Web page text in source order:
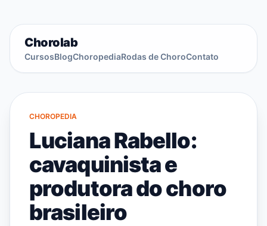
Chorolab
CursosBlogChoropediaRodas de ChoroContato
CHOROPEDIA
Luciana Rabello:
cavaquinista e
produtora do choro
brasileiro